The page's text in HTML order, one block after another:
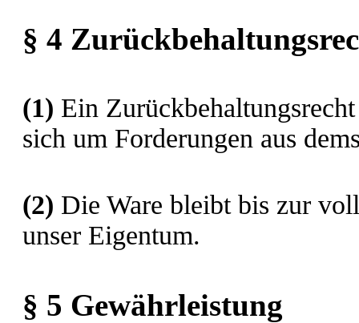
§ 4
(1) Ein
sich um Forderungen aus
(2) Die Ware bleibt bis zur
unser Eigentum.
§ 5 Gewährleistung